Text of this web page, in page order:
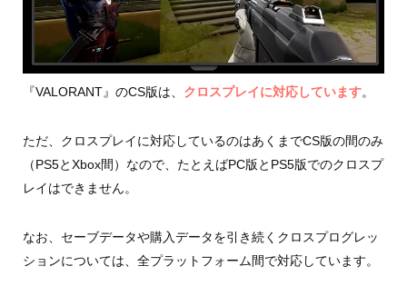
『VALORANT』のCS版は、 クロスプレイに対応しています。
ただ、クロスプレイに対応しているのはあくまでCS版の間のみ
（PS5とXbox間）なので、たとえばPC版とPS5版でのクロスプ
レイはできません。
なお、セーブデータや購入データを引き続くクロスプログレッ
ションについては、全プラットフォーム間で対応しています。